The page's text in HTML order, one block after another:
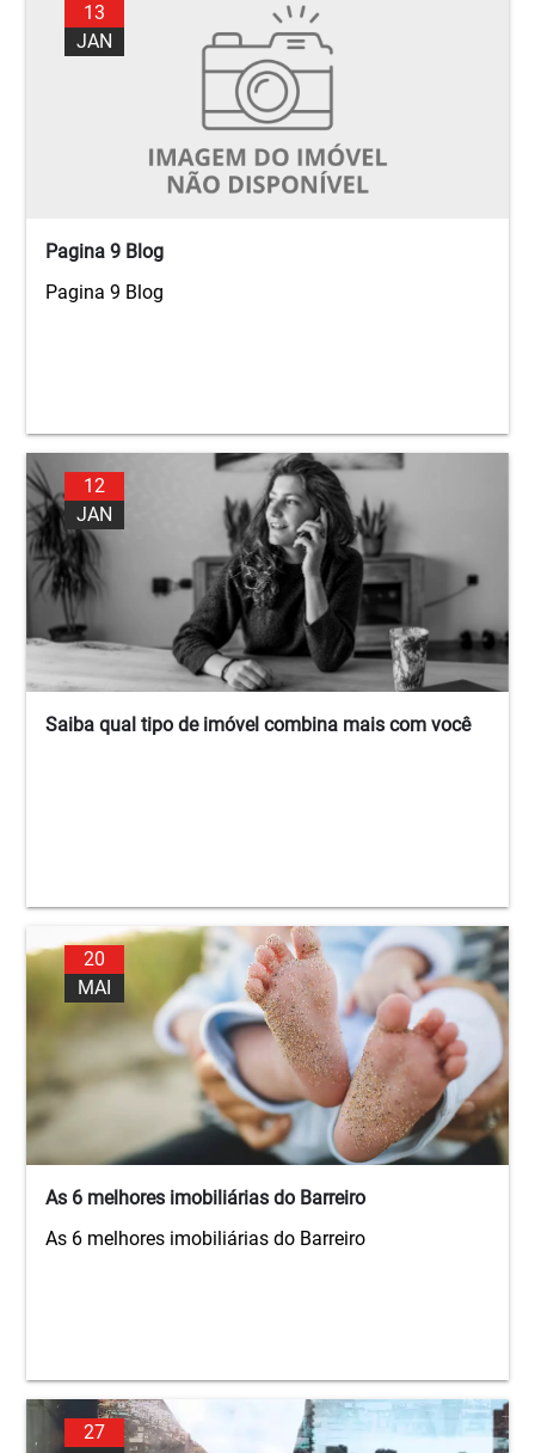
13
JAN
Pagina 9 Blog
Pagina 9 Blog
12
JAN
Saiba qual tipo de imóvel combina mais com você
20
MAI
As 6 melhores imobiliárias do Barreiro
As 6 melhores imobiliárias do Barreiro
27